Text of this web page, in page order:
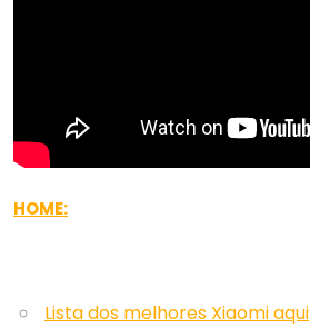
HOME:
Lista dos melhores Xiaomi aqui